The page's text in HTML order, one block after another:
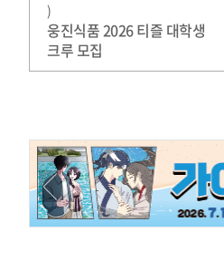
)
웅진식품 2026 티즐 대학생
크루 모집